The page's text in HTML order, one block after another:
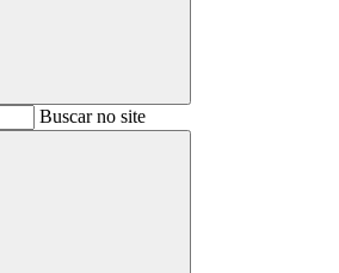
BuscarBuscar no site